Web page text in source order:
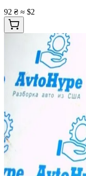
92 ₴ ≈ $2